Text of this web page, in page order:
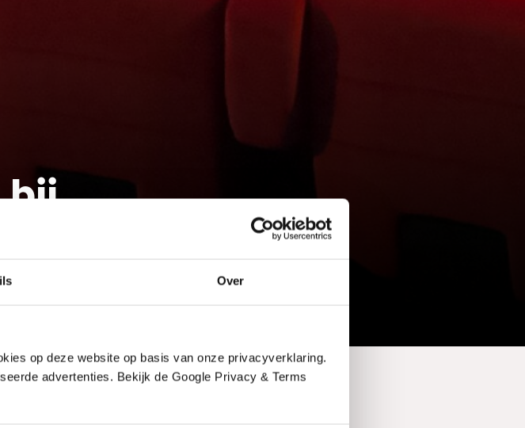
Over
op deze website op basis van onze privacyverklaring.
advertenties. Bekijk de Google Privacy & Terms
bij
mee aan het promoten van het nazi-regime? In de